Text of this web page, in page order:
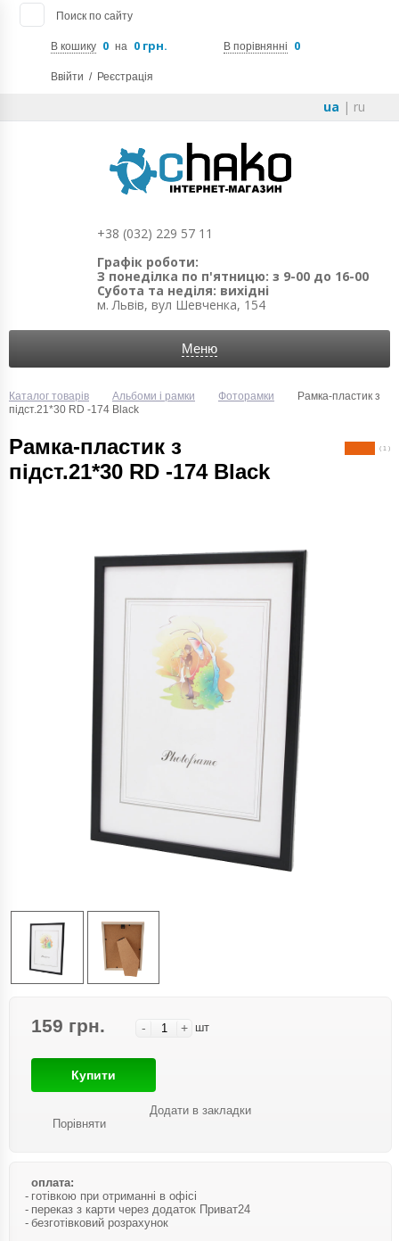
Поиск по сайту
В кошику 0 на 0 грн. В порівнянні 0
Ввійти / Реєстрація
ua | ru
+38 (032) 229 57 11
Графік роботи:
З понеділка по п'ятницю: з 9-00 до 16-00
Субота та неділя: вихідні
м. Львів, вул Шевченка, 154
Меню
Каталог товарів Альбоми і рамки Фоторамки
Рамка-пластик з
підст.21*30 RD -174 Black
Рамка-пластик з
підст.21*30 RD -174 Black
( 1 )
159 грн. - + шт
Купити
Порівняти
Додати в закладки
оплата:
готівкою при отриманні в офісі
переказ з карти через додаток Приват24
безготівковий розрахунок